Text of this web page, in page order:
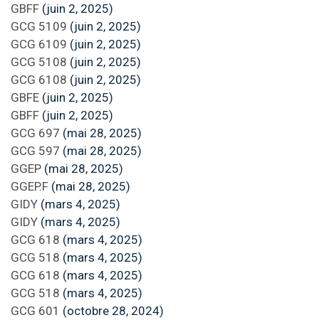
GBFF (juin 2, 2025)
GCG 5109 (juin 2, 2025)
GCG 6109 (juin 2, 2025)
GCG 5108 (juin 2, 2025)
GCG 6108 (juin 2, 2025)
GBFE (juin 2, 2025)
GBFF (juin 2, 2025)
GCG 697 (mai 28, 2025)
GCG 597 (mai 28, 2025)
GGEP (mai 28, 2025)
GGEP.F (mai 28, 2025)
GIDY (mars 4, 2025)
GIDY (mars 4, 2025)
GCG 618 (mars 4, 2025)
GCG 518 (mars 4, 2025)
GCG 618 (mars 4, 2025)
GCG 518 (mars 4, 2025)
GCG 601 (octobre 28, 2024)